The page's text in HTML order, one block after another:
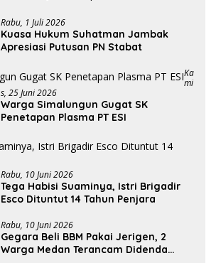
Rabu, 1 Juli 2026
Kuasa Hukum Suhatman Jambak
Apresiasi Putusan PN Stabat
Ka
Mi
S, 25 Juni 2026
Warga Simalungun Gugat SK
Penetapan Plasma PT ESI
Rabu, 10 Juni 2026
Tega Habisi Suaminya, Istri Brigadir
Esco Dituntut 14 Tahun Penjara
Rabu, 10 Juni 2026
Gegara Beli BBM Pakai Jerigen, 2
Warga Medan Terancam Didenda